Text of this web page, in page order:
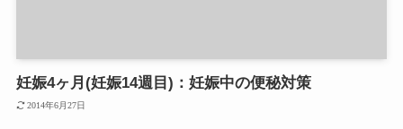
妊娠4ヶ月(妊娠14週目)：妊娠中の便秘対策
2014年6月27日